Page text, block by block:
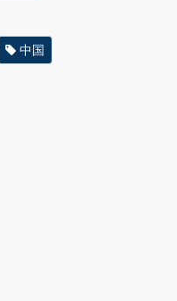
中国